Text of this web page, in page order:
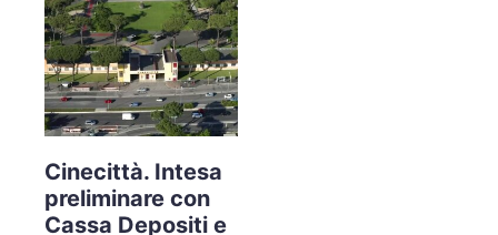
Cinecittà. Intesa
preliminare con
Cassa Depositi e